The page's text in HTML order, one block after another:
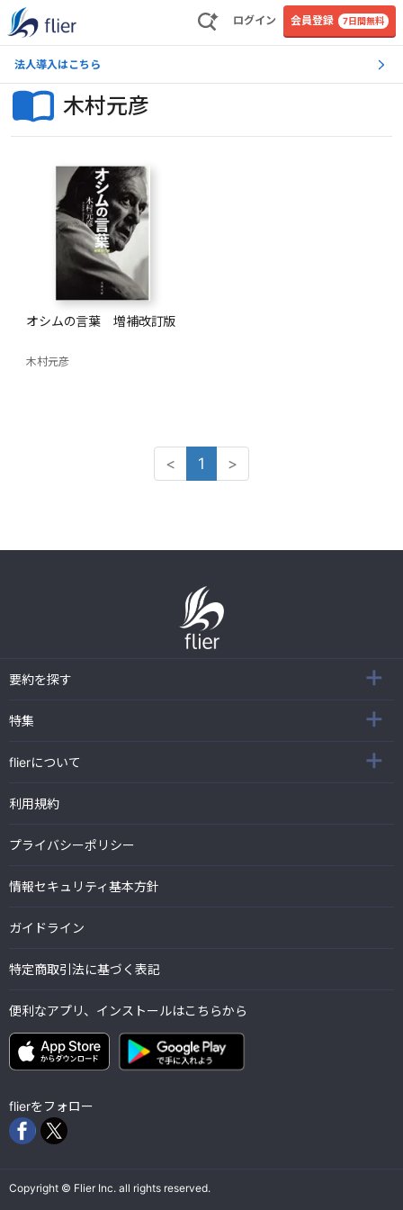
ログイン 会員登録 7日間無料
法人導入はこちら
木村元彦
オシムの言葉 増補改訂版
木村元彦
< 1 >
要約を探す
特集
flierについて
利用規約
プライバシーポリシー
情報セキュリティ基本方針
ガイドライン
特定商取引法に基づく表記
便利なアプリ、インストールはこちらから
flierをフォロー
Copyright © Flier Inc. all rights reserved.